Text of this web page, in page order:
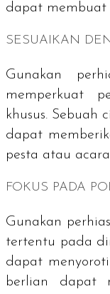
dapat membuat
SESUAIKAN
Gunakan
memperkuat
khusus.
dapat
pesta atau
FOKUS PADA
Gunakan
tertentu pada
dapat
berlian dapat